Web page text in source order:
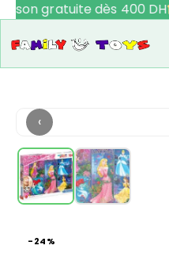
gratuite dès 400 DH
‹
-24%